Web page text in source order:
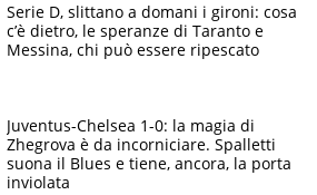
Serie D, slittano a domani i gironi: cosa
c’è dietro, le speranze di Taranto e
Messina, chi può essere ripescato
Juventus-Chelsea 1-0: la magia di
Zhegrova è da incorniciare. Spalletti
suona il Blues e tiene, ancora, la porta
inviolata